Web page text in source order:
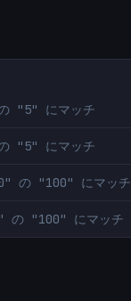
"5" にマッチ
"5" にマッチ
の "100" にマッチ
"100" にマッチ